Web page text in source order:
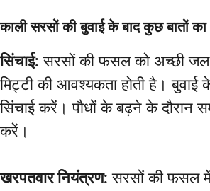
काली सरसों की बुवाई के बाद कुछ बातों का
सिंचाई: सरसों की फसल को अच्छी जल
मिट्टी की आवश्यकता होती है। बुवाई
सिंचाई करें। पौधों के बढ़ने के दौरान
करें।
खरपतवार नियंत्रण: सरसों की फसल में